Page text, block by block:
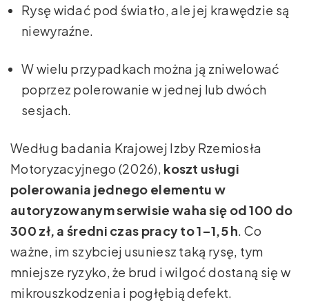
Rysę widać pod światło, ale jej krawędzie są
niewyraźne.
W wielu przypadkach można ją zniwelować
poprzez polerowanie w jednej lub dwóch
sesjach.
Według badania Krajowej Izby Rzemiosła
Motoryzacyjnego (2026), koszt usługi
polerowania jednego elementu w
autoryzowanym serwisie waha się od 100 do
300 zł, a średni czas pracy to 1–1,5 h. Co
ważne, im szybciej usuniesz taką rysę, tym
mniejsze ryzyko, że brud i wilgoć dostaną się w
mikrouszkodzenia i pogłębią defekt.